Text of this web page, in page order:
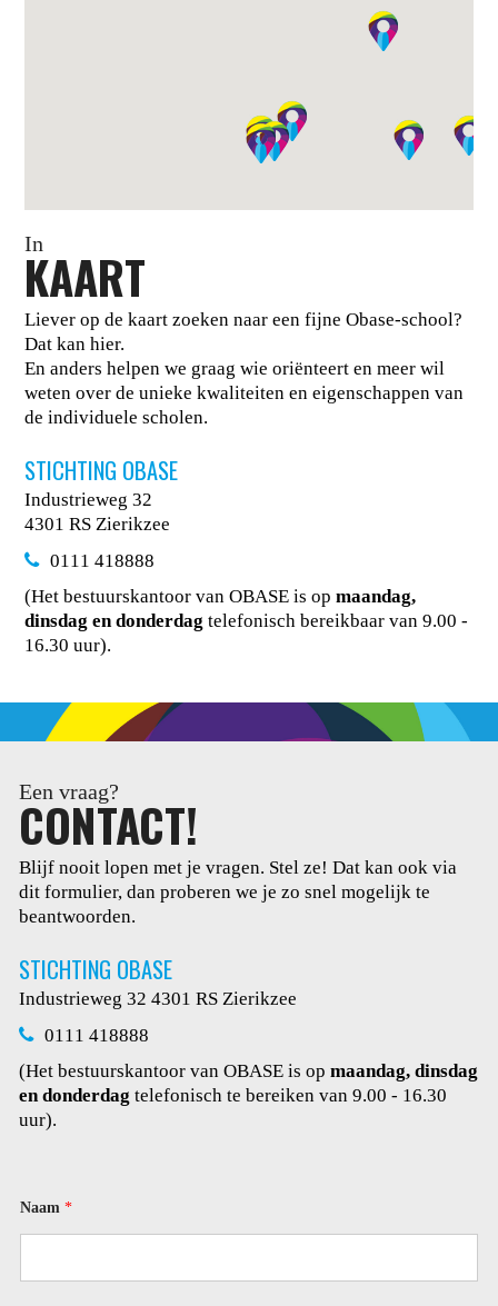
In
KAART
Liever op de kaart zoeken naar een fijne Obase-school?
Dat kan hier.
En anders helpen we graag wie oriënteert en meer wil
weten over de unieke kwaliteiten en eigenschappen van
de individuele scholen.
STICHTING OBASE
Industrieweg 32
4301 RS Zierikzee
0111 418888
(Het bestuurskantoor van OBASE is opmaandag,
dinsdag en donderdag telefonisch bereikbaar van 9.00 -
16.30 uur).
Een vraag?
CONTACT!
Blijf nooit lopen met je vragen. Stel ze! Dat kan ook via
dit formulier, dan proberen we je zo snel mogelijk te
beantwoorden.
STICHTING OBASE
Industrieweg 32 4301 RS Zierikzee
0111 418888
(Het bestuurskantoor van OBASE is opmaandag, dinsdag
en donderdagtelefonisch te bereiken van 9.00 - 16.30
uur).
Naam*